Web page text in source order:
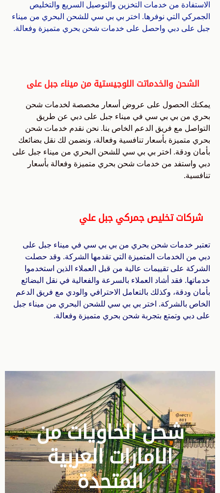
الاستفادة من خدمات التخزين والتوصيل السريع والتخليص
الجمركي التي نوفرها. اختر بي بي سي للشحن البحري من ميناء
جبل على دبي واحصل على خدمات شحن بحري متميزة وفعالة.
الشحن والخدماتت اللوجيستية من ميناء جبل على
يمكنك الحصول على عروض أسعار مخصصة لخدمات شحن
بحري من بي بي سي في ميناء جبل على دبي عن طريق
التواصل مع فريق الدعم الخاص بنا. نحن نقدم خدمات شحن
بحري متميزة بأسعار تنافسية وفعالة، ونضمن لك نقل بضائعك
بأمان ودقة. اختر بي بي سي للشحن البحري من ميناء جبل على
دبي واستفد من خدمات شحن بحري متميزة وفعالة بأسعار
تنافسية.
شركات تخليص جمركي جبل علي
تعتبر خدمات شحن بحري من بي بي سي في ميناء جبل على
دبي من الخدمات المتميزة التي تقدمها الشركة. وقد حصلت
الشركة على تقييمات عالية من قبل العملاء الذين استخدموا
خدماتها. فقد أشاد العملاء بالسرعة والفعالية في نقل البضائع
بأمان ودقة، وكذلك بالتعامل الاحترافي والودي مع فريق الدعم
الخاص بالشركة. اختر بي بي سي للشحن البحري من ميناء جبل
على دبي وتمتع بتجربة شحن بحري متميزة وفعالة.
شحن الحاويات من
الامارات العربية
المتحدة